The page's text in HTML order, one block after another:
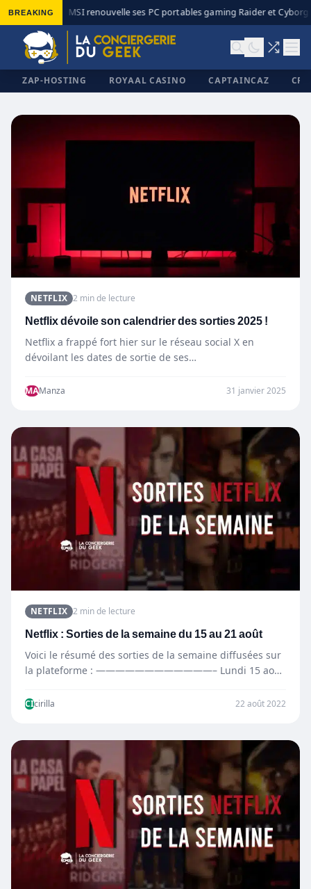
BREAKING◆ MSI renouvelle ses PC portables gaming Raider et Cyborg
ZAP-HOSTING ROYAAL CASINO CAPTAINCAZ
NETFLIX 2 min de lecture
Netflix dévoile son calendrier des sorties 2025 !
Netflix a frappé fort hier sur le réseau social X en
dévoilant les dates de sortie de ses…
MAManza 31 janvier 2025
NETFLIX 2 min de lecture
Netflix : Sorties de la semaine du 15 au 21 août
Voici le résumé des sorties de la semaine diffusées sur
la plateforme : ————————————– Lundi 15 août
CIcirilla 22 août 2022